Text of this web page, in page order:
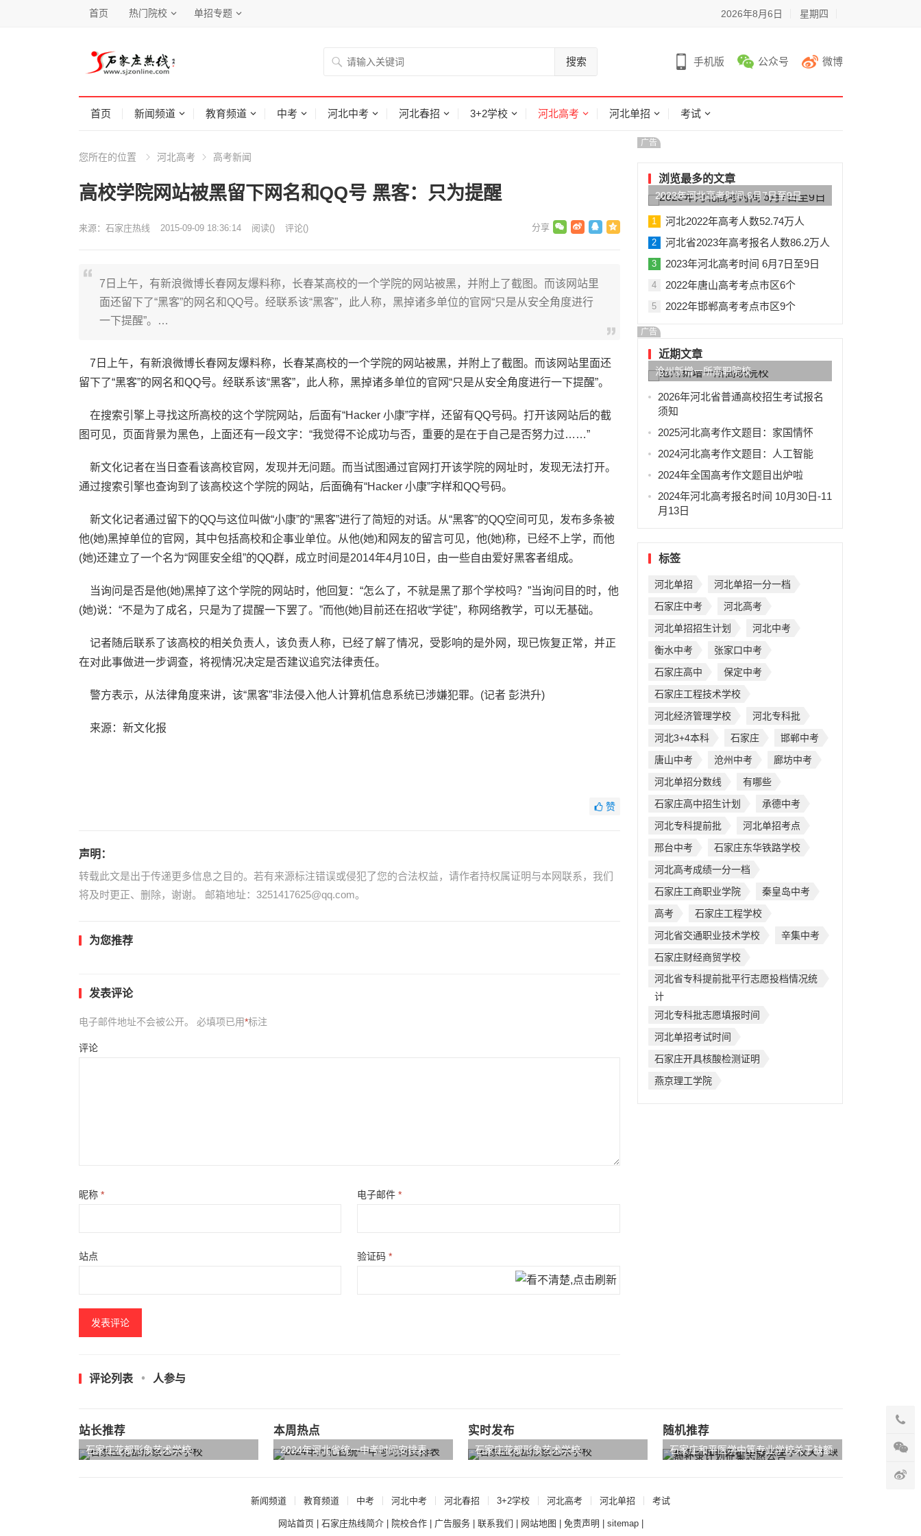
首页 热门院校 单招专题 2026年8月6日 星期四
搜索 手机版 公众号 微博
首页 新闻频道 教育频道 中考 河北中考 河北春招 3+2学校 河北高考 河北单招 考试
您所在的位置 河北高考 高考新闻
高校学院网站被黑留下网名和QQ号 黑客：只为提醒
来源： 石家庄热线 2015-09-09 18:36:14 阅读() 评论()
7日上午，有新浪微博长春网友爆料称，长春某高校的一个学院的网站被黑，并附上了截图。而该网站里
面还留下了“黑客”的网名和QQ号。经联系该“黑客”，此人称，黑掉诸多单位的官网“只是从安全角度进行
一下提醒”。…
7日上午，有新浪微博长春网友爆料称，长春某高校的一个学院的网站被黑，并附上了截图。而该网站里面还
留下了“黑客”的网名和QQ号。经联系该“黑客”，此人称，黑掉诸多单位的官网“只是从安全角度进行一下提醒”。
在搜索引擎上寻找这所高校的这个学院网站，后面有“Hacker 小康”字样，还留有QQ号码。打开该网站后的截
图可见，页面背景为黑色，上面还有一段文字：“我觉得不论成功与否，重要的是在于自己是否努力过……”
新文化记者在当日查看该高校官网，发现并无问题。而当试图通过官网打开该学院的网址时，发现无法打开。
通过搜索引擎也查询到了该高校这个学院的网站，后面确有“Hacker 小康”字样和QQ号码。
新文化记者通过留下的QQ与这位叫做“小康”的“黑客”进行了简短的对话。从“黑客”的QQ空间可见，发布多条被
他(她)黑掉单位的官网，其中包括高校和企事业单位。从他(她)和网友的留言可见，他(她)称，已经不上学，而他
(她)还建立了一个名为“网匪安全组”的QQ群，成立时间是2014年4月10日，由一些自由爱好黑客者组成。
当询问是否是他(她)黑掉了这个学院的网站时，他回复：“怎么了，不就是黑了那个学校吗？”当询问目的时，他
(她)说：“不是为了成名，只是为了提醒一下罢了。”而他(她)目前还在招收“学徒”，称网络教学，可以无基础。
记者随后联系了该高校的相关负责人，该负责人称，已经了解了情况，受影响的是外网，现已恢复正常，并正
在对此事做进一步调查，将视情况决定是否建议追究法律责任。
警方表示，从法律角度来讲，该“黑客”非法侵入他人计算机信息系统已涉嫌犯罪。(记者 彭洪升)
来源：新文化报
赞
声明：
转载此文是出于传递更多信息之目的。若有来源标注错误或侵犯了您的合法权益，请作者持权属证明与本网联系，我们
将及时更正、删除，谢谢。 邮箱地址：3251417625@qq.com。
为您推荐
发表评论
电子邮件地址不会被公开。 必填项已用*标注
评论
昵称 * 电子邮件*
站点 验证码*
评论列表 人参与
广告
浏览最多的文章
2023年河北高考时间 6月7日至9日
1 河北2022年高考人数52.74万人
2 河北省2023年高考报名人数86.2万人
3 2023年河北高考时间 6月7日至9日
4 2022年唐山高考考点市区6个
5 2022年邯郸高考考点市区9个
广告
近期文章
沧州新增一所高职院校
2026年河北省普通高校招生考试报名
须知
2025河北高考作文题目：家国情怀
2024河北高考作文题目：人工智能
2024年全国高考作文题目出炉啦
2024年河北高考报名时间 10月30日-11
月13日
标签
河北单招
河北单招一分一档
石家庄中考
河北高考
河北单招招生计划
河北中考
衡水中考
张家口中考
石家庄高中
保定中考
石家庄工程技术学校
河北经济管理学校
河北专科批
河北3+4本科
石家庄
邯郸中考
唐山中考
沧州中考
廊坊中考
河北单招分数线
有哪些
石家庄高中招生计划
承德中考
河北专科提前批
河北单招考点
邢台中考
石家庄东华铁路学校
河北高考成绩一分一档
石家庄工商职业学院
秦皇岛中考
高考
石家庄工程学校
河北省交通职业技术学校
辛集中考
石家庄财经商贸学校
河北省专科提前批平行志愿投档情况统
计
河北专科批志愿填报时间
河北单招考试时间
石家庄开具核酸检测证明
燕京理工学院
站长推荐
石家庄花都形象艺术学校
本周热点
2024年河北省统一中考时间安排表
实时发布
石家庄花都形象艺术学校
随机推荐
石家庄和平医学中等专业学校关于缺额
新闻频道 教育频道 中考 河北中考 河北春招 3+2学校 河北高考 河北单招 考试
网站首页| 石家庄热线简介| 院校合作| 广告服务| 联系我们 网站地图 免责声明 sitemap|